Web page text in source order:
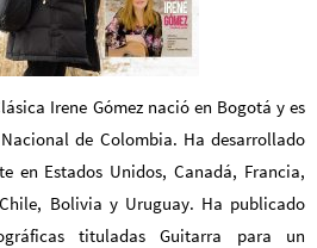
Irene Gómez nació en Bogotá y es
de Colombia. Ha desarrollado
en Estados Unidos, Canadá, Francia,
Bolivia y Uruguay. Ha publicado
tituladas Guitarra para un